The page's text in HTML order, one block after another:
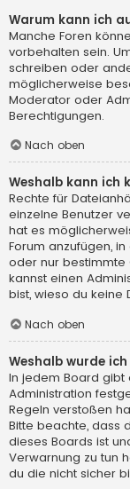
Warum kann ich
Manche Foren
vorbehalten sein.
schreiben oder
möglicherweise
Moderator oder
Berechtigungen.
Nach oben
Weshalb kann ich
Rechte für
einzelne Benutzer
hat es
Forum anzufügen,
oder nur bestimmte
kannst einen
bist, wieso du keine
Nach oben
Weshalb wurde
In jedem Board gibt
Administration
Regeln verstoßen
Bitte beachte, dass
dieses Boards ist
Verwarnung zu tun
du die nicht sicher